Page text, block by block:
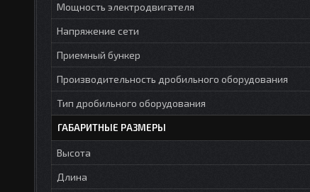
Мощность электродвигателя
Напряжение сети
Приемный бункер
Производительность дробильного оборудования
Тип дробильного оборудования
ГАБАРИТНЫЕ РАЗМЕРЫ
Высота
Длина